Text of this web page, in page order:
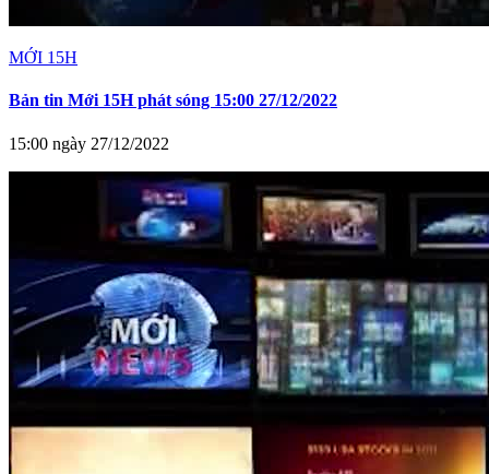
MỚI 15H
Bản tin Mới 15H phát sóng 15:00 27/12/2022
15:00 ngày 27/12/2022